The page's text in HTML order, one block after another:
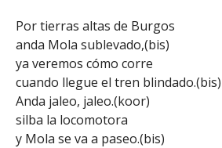
Por tierras altas de Burgos
anda Mola sublevado,(bis)
ya veremos cómo corre
cuando llegue el tren blindado.(bis)
Anda jaleo, jaleo.(koor)
silba la locomotora
y Mola se va a paseo.(bis)